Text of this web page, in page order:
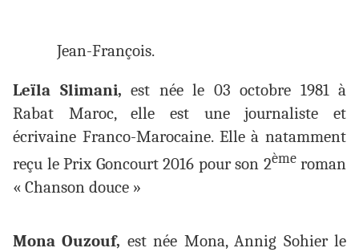
Jean-François.
Leïla Slimani, est née le 03 octobre 1981 à
Rabat Maroc, elle est une journaliste et
écrivaine Franco-Marocaine. Elle à natamment
reçu le Prix Goncourt 2016 pour son 2èmeroman
« Chanson douce »
Mona Ouzouf, est née Mona, Annig Sohier le